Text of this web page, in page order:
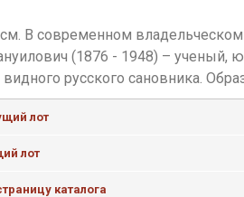
см. В современном
(1876 - 1948) – ученый,
русского сановника.
лот
лот
каталога